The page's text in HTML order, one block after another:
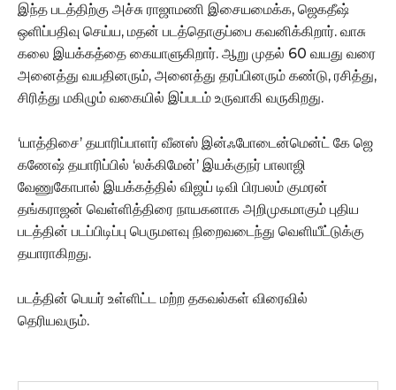
இந்த படத்திற்கு அச்சு ராஜாமணி இசையமைக்க, ஜெகதீஷ்
ஒளிப்பதிவு செய்ய, மதன் படத்தொகுப்பை கவனிக்கிறார். வாசு
கலை இயக்கத்தை கையாளுகிறார். ஆறு முதல் 60 வயது வரை
அனைத்து வயதினரும், அனைத்து தரப்பினரும் கண்டு, ரசித்து,
சிரித்து மகிழும் வகையில் இப்படம் உருவாகி வருகிறது.
‘யாத்திசை’ தயாரிப்பாளர் வீனஸ் இன்ஃபோடைன்மென்ட் கே ஜெ
கணேஷ் தயாரிப்பில் ‘லக்கிமேன்’ இயக்குநர் பாலாஜி
வேணுகோபால் இயக்கத்தில் விஜய் டிவி பிரபலம் குமரன்
தங்கராஜன் வெள்ளித்திரை நாயகனாக அறிமுகமாகும் புதிய
படத்தின் படப்பிடிப்பு பெருமளவு நிறைவடைந்து வெளியீட்டுக்கு
தயாராகிறது.
படத்தின் பெயர் உள்ளிட்ட மற்ற தகவல்கள் விரைவில்
தெரியவரும்.